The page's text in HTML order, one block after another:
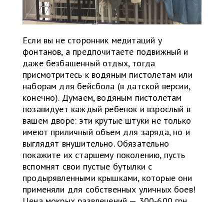
Если вы не сторонник медитаций у
фонтанов, а предпочитаете подвижный и
даже безбашенный отдых, тогда
присмотритесь к водяным пистолетам или
наборам для бейсбола (в датской версии,
конечно). Думаем, водяным пистолетам
позавидует каждый ребенок и взрослый в
вашем дворе: эти крутые штуки не только
имеют приличный объем для заряда, но и
выглядят внушительно. Обязательно
покажите их старшему поколению, пусть
вспомнят свои пустые бутылки с
продырявленными крышками, которые они
применяли для собственных уличных боев!